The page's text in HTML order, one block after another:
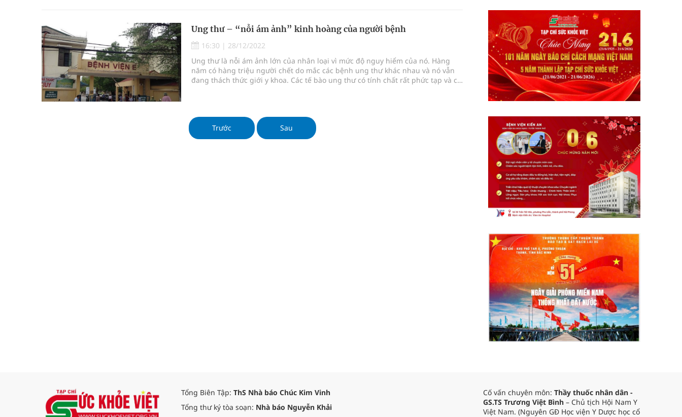
Ung thư – “nỗi ám ảnh” kinh hoàng của người bệnh
16:30 | 28/12/2022
Ung thư là nỗi ám ảnh lớn của nhân loại vì mức độ nguy hiểm của nó. Hàng
năm có hàng triệu người chết do mắc các bệnh ung thư khác nhau và nó vẫn
đang thách thức giới y khoa. Các tế bào ung thư có tính chất rất phức tạp và có
đoạn cuối. Sức khỏe Việt xin chia sẻ một số thông tin liên quan đến ung thư để
quý bạn đọc có thể nắm được.
Trước Sau
nhân dân
Tổng Biên Tập: ThS Nhà báo Chúc Kim Vinh
Tổng thư ký tòa soạn: Nhà báo Nguyễn Khải
Cố vấn chuyên môn: Thầy thuốc nhân dân -
GS.TS Trương Việt Bình – Chủ tịch Hội Nam Y
Việt Nam. (Nguyên GĐ Học viện Y Dược học cổ